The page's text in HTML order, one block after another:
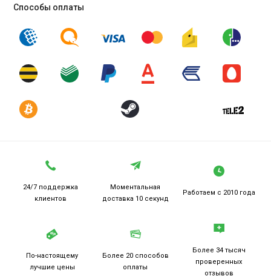
Способы оплаты
24/7 поддержка
клиентов
Моментальная
доставка 10 секунд
Работаем с 2010 года
По-настоящему
лучшие цены
Более 20 способов
оплаты
Более 34 тысяч
проверенных
отзывов